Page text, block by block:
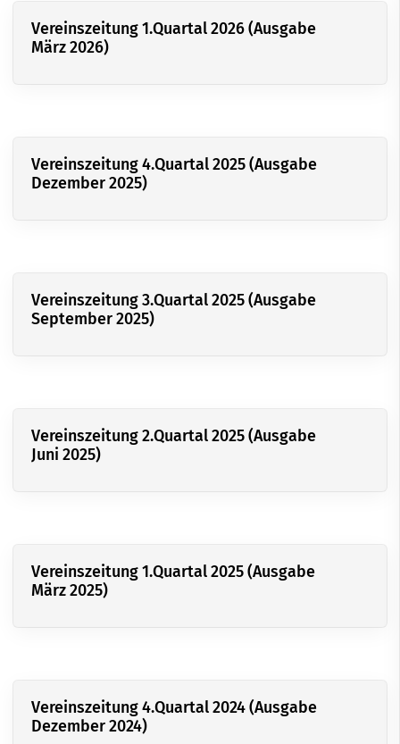
Vereinszeitung 1.Quartal 2026 (Ausgabe
März 2026)
Vereinszeitung 4.Quartal 2025 (Ausgabe
Dezember 2025)
Vereinszeitung 3.Quartal 2025 (Ausgabe
September 2025)
Vereinszeitung 2.Quartal 2025 (Ausgabe
Juni 2025)
Vereinszeitung 1.Quartal 2025 (Ausgabe
März 2025)
Vereinszeitung 4.Quartal 2024 (Ausgabe
Dezember 2024)